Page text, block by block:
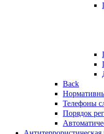
Back
Телефоны
Порядок